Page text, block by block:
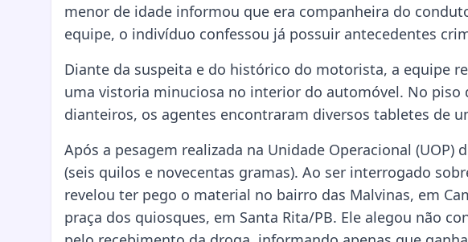
menor de idade informou que era companheira do
equipe, o indivíduo confessou já possuir antecedentes
Diante da suspeita e do histórico do motorista, a equipe
uma vistoria minuciosa no interior do automóvel. No piso
dianteiros, os agentes encontraram diversos tabletes de
Após a pesagem realizada na Unidade Operacional (UOP)
(seis quilos e novecentas gramas). Ao ser interrogado
revelou ter pego o material no bairro das Malvinas, em
praça dos quiosques, em Santa Rita/PB. Ele alegou não